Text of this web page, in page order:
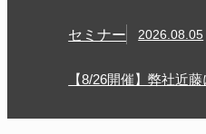
セミナー 2026.08.05
【8/26開催】弊社近